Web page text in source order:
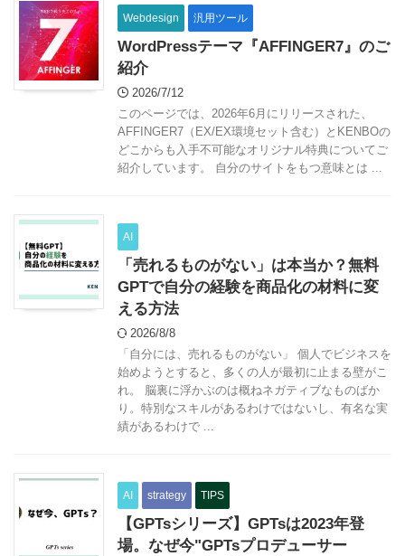
Webdesign 汎用ツール
WordPressテーマ『AFFINGER7』のご
紹介
2026/7/12
このページでは、2026年6月にリリースされた、
AFFINGER7（EX/EX環境セット含む）とKENBOの
どこからも入手不可能なオリジナル特典についてご
紹介しています。 自分のサイトをもつ意味とは ...
AI
「売れるものがない」は本当か？無料
GPTで自分の経験を商品化の材料に変
える方法
2026/8/8
「自分には、売れるものがない」 個人でビジネスを
始めようとすると、多くの人が最初に止まる壁がこ
れ。 脳裏に浮かぶのは概ねネガティブなものばか
り。特別なスキルがあるわけではないし、有名な実
績があるわけで ...
AI strategy TIPS
【GPTsシリーズ】GPTsは2023年登
場。なぜ今"GPTsプロデューサー